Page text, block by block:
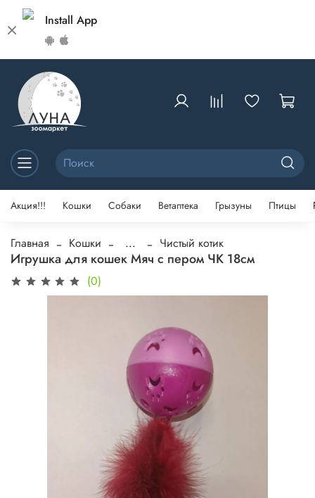
Install App
Акция!!! Кошки Собаки Ветаптека Грызуны Птицы
Главная Кошки ... Чистый котик
Игрушка для кошек Мяч с пером ЧК 18см
(0)